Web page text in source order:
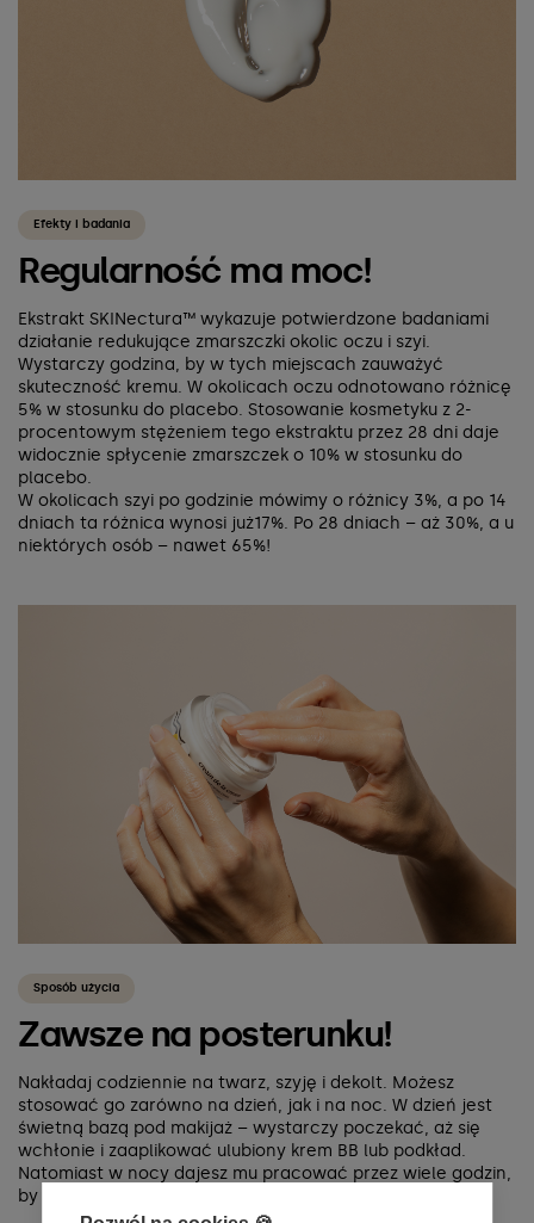
Efekty i badania
Regularność ma moc!
Ekstrakt SKINectura™ wykazuje potwierdzone badaniami
działanie redukujące zmarszczki okolic oczu i szyi.
Wystarczy godzina, by w tych miejscach zauważyć
skuteczność kremu. W okolicach oczu odnotowano różnicę
5% w stosunku do placebo. Stosowanie kosmetyku z 2-
procentowym stężeniem tego ekstraktu przez 28 dni daje
widocznie spłycenie zmarszczek o 10% w stosunku do
placebo.
W okolicach szyi po godzinie mówimy o różnicy 3%, a po 14
dniach ta różnica wynosi już17%. Po 28 dniach – aż 30%, a u
niektórych osób – nawet 65%!
Sposób użycia
Zawsze na posterunku!
Nakładaj codziennie na twarz, szyję i dekolt. Możesz
stosować go zarówno na dzień, jak i na noc. W dzień jest
świetną bazą pod makijaż – wystarczy poczekać, aż się
wchłonie i zaaplikować ulubiony krem BB lub podkład.
Natomiast w nocy dajesz mu pracować przez wiele godzin,
by rano z uśmiechem podziwiać efekty.